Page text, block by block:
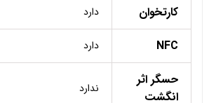
کارتخوان دارد
NFC دارد
حسگر اثر
انگشت
ندارد